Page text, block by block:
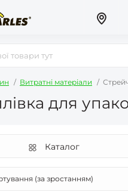
Витратні матеріали
для
Каталог